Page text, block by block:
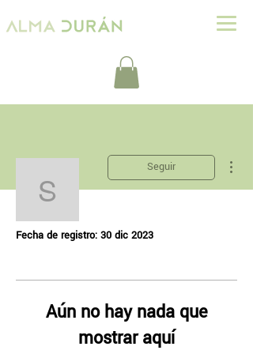
solmarenatorres
Seguir
solmarenatorres
Fecha de registro: 30 dic 2023
Aún no hay nada que
mostrar aquí